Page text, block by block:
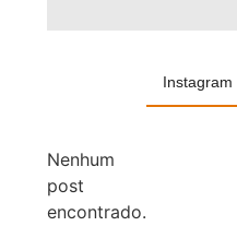
Instagram
Nenhum
post
encontrado.